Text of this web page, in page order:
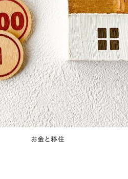
お金と移住